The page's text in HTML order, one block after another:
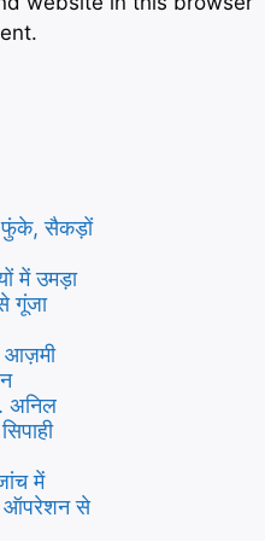
फुंके, सैकड़ों
में उमड़ा
गूंजा
आज़मी
अनिल
में
ऑपरेशन से